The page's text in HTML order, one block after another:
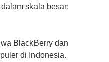
skala besar:
BlackBerry dan
di Indonesia.